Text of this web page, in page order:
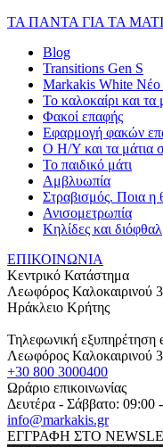
ΤΑ ΠΑΝΤΑ ΓΙΑ ΤΑ
Blog
Transitions Gen S
Markakis White Νέο
Το καλοκαίρι και τα
Φακοί επαφής
Εφαρμογή φακών
Ο Η/Υ και τα μάτια
Το παιδικό μάτι
Αμβλυωπία
Στραβισμός. Ποια η
Ανισομετρωπία
Κηλίδες και
ΕΠΙΚΟΙΝΩΝΙΑ
Κεντρικό Κατάστημα
Λεωφόρος Καλοκαιρινού
Ηράκλειο Κρήτης
Τηλεφωνική εξυπηρέτηση
Λεωφόρος Καλοκαιρινού
+30 800 3000400
Ωράριο επικοινωνίας
Δευτέρα - Σάββατο: 09:00
info@markakis.gr
ΕΓΓΡΑΦΗ ΣΤΟ